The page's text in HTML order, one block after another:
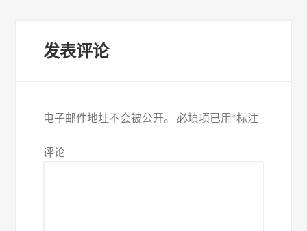
发表评论
电子邮件地址不会被公开。 必填项已用*标注
评论